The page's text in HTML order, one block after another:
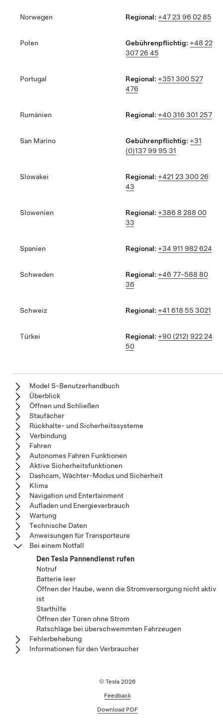
Norwegen Regional: +47 23 96 02 85
Polen Gebührenpflichtig: +48 22
307 26 45
Portugal Regional: +351 300 527
476
Rumänien Regional: +40 316 301 257
San Marino Gebührenpflichtig: +31
(0)137 99 95 31
Slowakei Regional: +421 23 300 26
43
Slowenien Regional: +386 8 288 00
33
Spanien Regional: +34 911 982 624
Schweden Regional: +46 77-588 80
36
Schweiz Regional: +41 618 55 3021
Türkei Regional: +90 (212) 922 24
50
Model S-Benutzerhandbuch
Überblick
Öffnen und Schließen
Staufächer
Rückhalte- und Sicherheitssysteme
Verbindung
Fahren
Autonomes Fahren Funktionen
Aktive Sicherheitsfunktionen
Dashcam, Wächter-Modus und Sicherheit
Klima
Navigation und Entertainment
Aufladen und Energieverbrauch
Wartung
Technische Daten
Anweisungen für Transporteure
Bei einem Notfall
Den Tesla Pannendienst rufen
Notruf
Batterie leer
Öffnen der Haube, wenn die Stromversorgung nicht aktiv
ist
Starthilfe
Öffnen der Türen ohne Strom
Ratschläge bei überschwemmten Fahrzeugen
Fehlerbehebung
Informationen für den Verbraucher
© Tesla 2026
Feedback
Download PDF